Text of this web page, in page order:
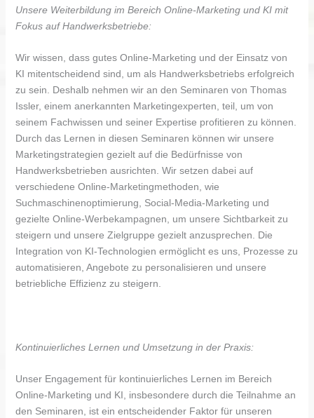
Unsere Weiterbildung im Bereich Online-Marketing und KI mit
Fokus auf Handwerksbetriebe:
Wir wissen, dass gutes Online-Marketing und der Einsatz von
KI mitentscheidend sind, um als Handwerksbetriebs erfolgreich
zu sein. Deshalb nehmen wir an den Seminaren von Thomas
Issler, einem anerkannten Marketingexperten, teil, um von
seinem Fachwissen und seiner Expertise profitieren zu können.
Durch das Lernen in diesen Seminaren können wir unsere
Marketingstrategien gezielt auf die Bedürfnisse von
Handwerksbetrieben ausrichten. Wir setzen dabei auf
verschiedene Online-Marketingmethoden, wie
Suchmaschinenoptimierung, Social-Media-Marketing und
gezielte Online-Werbekampagnen, um unsere Sichtbarkeit zu
steigern und unsere Zielgruppe gezielt anzusprechen. Die
Integration von KI-Technologien ermöglicht es uns, Prozesse zu
automatisieren, Angebote zu personalisieren und unsere
betriebliche Effizienz zu steigern.
Kontinuierliches Lernen und Umsetzung in der Praxis:
Unser Engagement für kontinuierliches Lernen im Bereich
Online-Marketing und KI, insbesondere durch die Teilnahme an
den Seminaren, ist ein entscheidender Faktor für unseren